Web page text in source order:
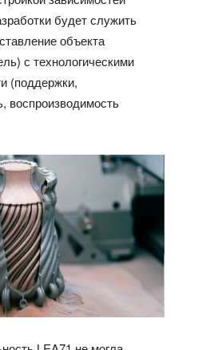
будет служить
объекта
с технологическими
(поддержки,
воспроизводимость